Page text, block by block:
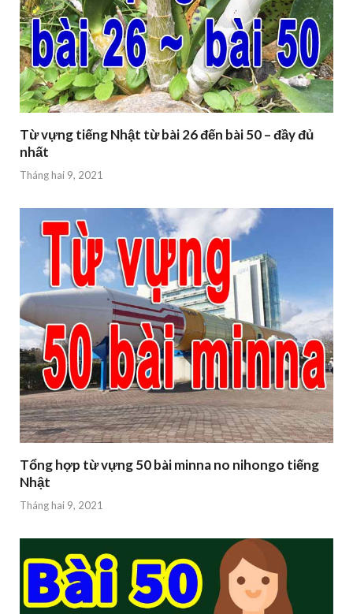
Từ vựng tiếng Nhật từ bài 26 đến bài 50 – đầy đủ
nhất
Tháng hai 9, 2021
Tổng hợp từ vựng 50 bài minna no nihongo tiếng
Nhật
Tháng hai 9, 2021